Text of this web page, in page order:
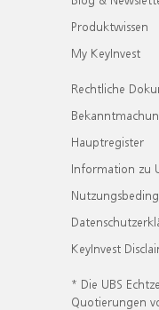
Produktwissen
My KeyInvest
Rechtliche
Hauptregister
Information zu
KeyInvest
* Die UBS
Quotierungen